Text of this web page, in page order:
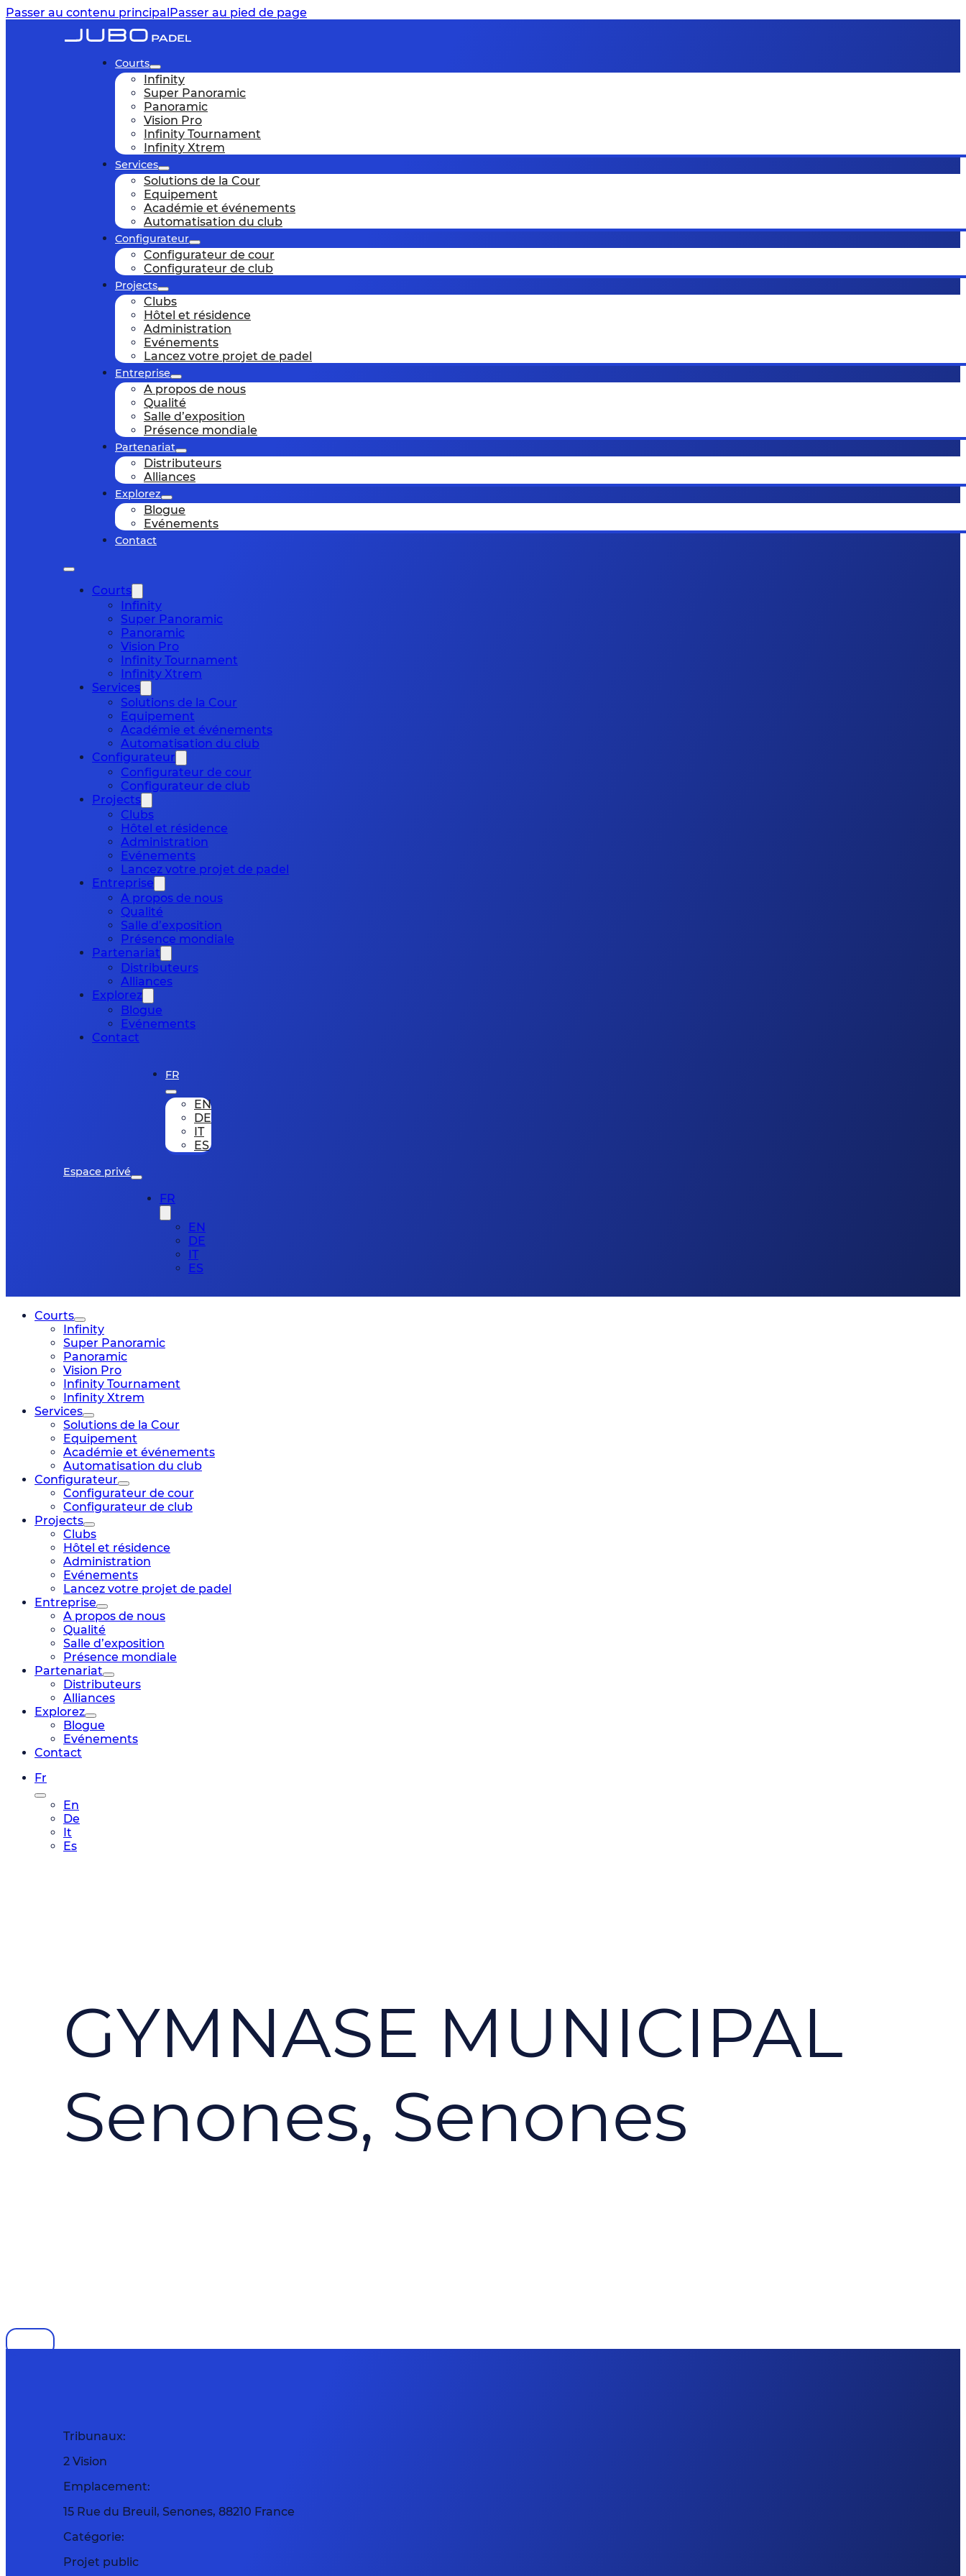
Passer au contenu principalPasser au pied de page
Courts
Infinity
Super Panoramic
Panoramic
Vision Pro
Infinity Tournament
Infinity Xtrem
Services
Solutions de la Cour
Equipement
Académie et événements
Automatisation du club
Configurateur
Configurateur de cour
Configurateur de club
Projects
Clubs
Hôtel et résidence
Administration
Evénements
Lancez votre projet de padel
Entreprise
A propos de nous
Qualité
Salle d’exposition
Présence mondiale
Partenariat
Distributeurs
Alliances
Explorez
Blogue
Evénements
Contact
Courts
Infinity
Super Panoramic
Panoramic
Vision Pro
Infinity Tournament
Infinity Xtrem
Services
Solutions de la Cour
Equipement
Académie et événements
Automatisation du club
Configurateur
Configurateur de cour
Configurateur de club
Projects
Clubs
Hôtel et résidence
Administration
Evénements
Lancez votre projet de padel
Entreprise
A propos de nous
Qualité
Salle d’exposition
Présence mondiale
Partenariat
Distributeurs
Alliances
Explorez
Blogue
Evénements
Contact
Espace privé
FR
EN
DE
IT
ES
FR
EN
DE
IT
ES
Courts
Infinity
Super Panoramic
Panoramic
Vision Pro
Infinity Tournament
Infinity Xtrem
Services
Solutions de la Cour
Equipement
Académie et événements
Automatisation du club
Configurateur
Configurateur de cour
Configurateur de club
Projects
Clubs
Hôtel et résidence
Administration
Evénements
Lancez votre projet de padel
Entreprise
A propos de nous
Qualité
Salle d’exposition
Présence mondiale
Partenariat
Distributeurs
Alliances
Explorez
Blogue
Evénements
Contact
Fr
En
De
It
Es
GYMNASE MUNICIPAL
Senones, Senones
Tribunaux:
2 Vision
Emplacement:
15 Rue du Breuil, Senones, 88210 France
Catégorie:
Projet public